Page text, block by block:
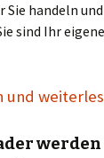
Sie handeln
sind Ihr
und